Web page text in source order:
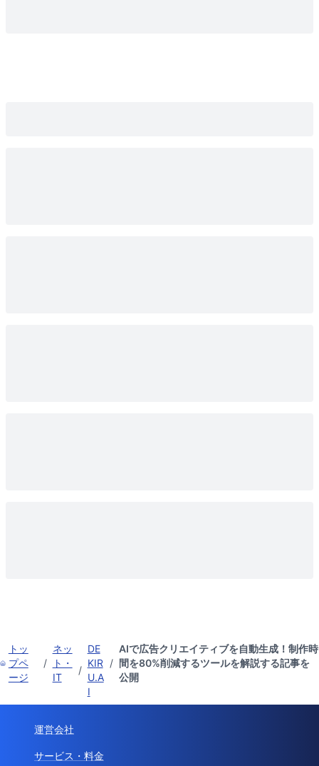
トッ
プペ
ージ
/
ネッ
ト・
IT
/
DE
KIR
U.A
I
/
AIで広告クリエイティブを自動生成！制作時
間を80%削減するツールを解説する記事を
公開
運営会社
サービス・料金